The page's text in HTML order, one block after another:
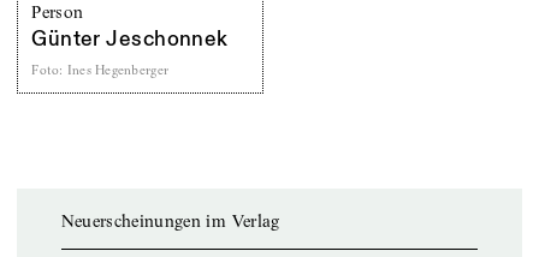
Person
Günter Jeschonnek
Foto: Ines Hegenberger
Neuerscheinungen im Verlag